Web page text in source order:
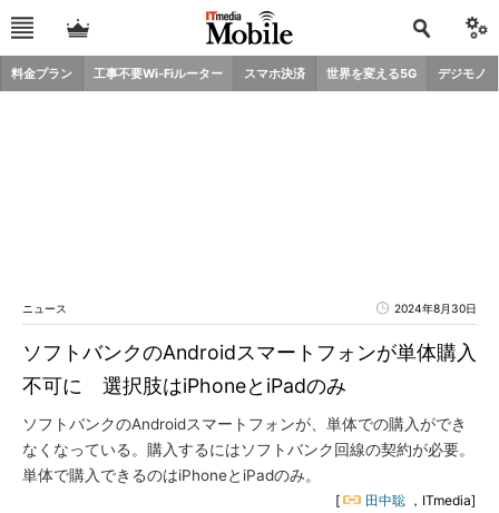
料金プラン 工事不要Wi-Fiルーター スマホ決済 世界を変える5G デジモノ
ニュース 2024年8月30日
ソフトバンクのAndroidスマートフォンが単体購入
不可に 選択肢はiPhoneとiPadのみ
ソフトバンクのAndroidスマートフォンが、単体での購入ができ
なくなっている。購入するにはソフトバンク回線の契約が必要。
単体で購入できるのはiPhoneとiPadのみ。
[ 田中聡 ，ITmedia]